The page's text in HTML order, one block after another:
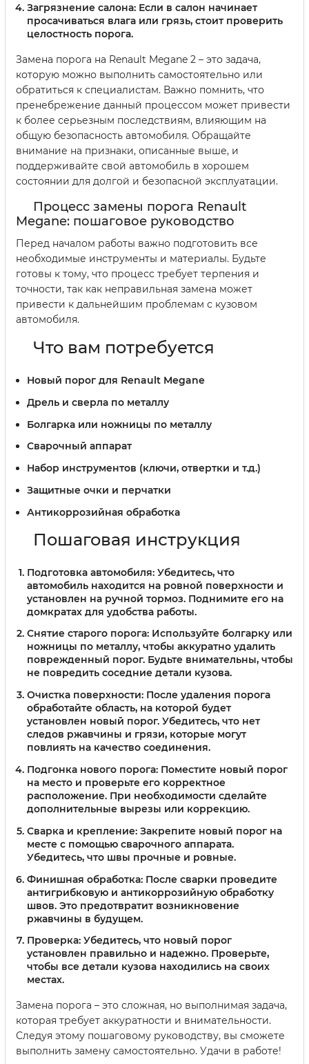
Загрязнение салона: Если в салон начинает
просачиваться влага или грязь, стоит проверить
целостность порога.
Замена порога на Renault Megane 2 – это задача,
которую можно выполнить самостоятельно или
обратиться к специалистам. Важно помнить, что
пренебрежение данный процессом может привести
к более серьезным последствиям, влияющим на
общую безопасность автомобиля. Обращайте
внимание на признаки, описанные выше, и
поддерживайте свой автомобиль в хорошем
состоянии для долгой и безопасной эксплуатации.
Процесс замены порога Renault
Megane: пошаговое руководство
Перед началом работы важно подготовить все
необходимые инструменты и материалы. Будьте
готовы к тому, что процесс требует терпения и
точности, так как неправильная замена может
привести к дальнейшим проблемам с кузовом
автомобиля.
Что вам потребуется
Новый порог для Renault Megane
Дрель и сверла по металлу
Болгарка или ножницы по металлу
Сварочный аппарат
Набор инструментов (ключи, отвертки и т.д.)
Защитные очки и перчатки
Антикоррозийная обработка
Пошаговая инструкция
Подготовка автомобиля: Убедитесь, что
автомобиль находится на ровной поверхности и
установлен на ручной тормоз. Поднимите его на
домкратах для удобства работы.
Снятие старого порога: Используйте болгарку или
ножницы по металлу, чтобы аккуратно удалить
поврежденный порог. Будьте внимательны, чтобы
не повредить соседние детали кузова.
Очистка поверхности: После удаления порога
обработайте область, на которой будет
установлен новый порог. Убедитесь, что нет
следов ржавчины и грязи, которые могут
повлиять на качество соединения.
Подгонка нового порога: Поместите новый порог
на место и проверьте его корректное
расположение. При необходимости сделайте
дополнительные вырезы или коррекцию.
Сварка и крепление: Закрепите новый порог на
месте с помощью сварочного аппарата.
Убедитесь, что швы прочные и ровные.
Финишная обработка: После сварки проведите
антигрибковую и антикоррозийную обработку
швов. Это предотвратит возникновение
ржавчины в будущем.
Проверка: Убедитесь, что новый порог
установлен правильно и надежно. Проверьте,
чтобы все детали кузова находились на своих
местах.
Замена порога – это сложная, но выполнимая задача,
которая требует аккуратности и внимательности.
Следуя этому пошаговому руководству, вы сможете
выполнить замену самостоятельно. Удачи в работе!